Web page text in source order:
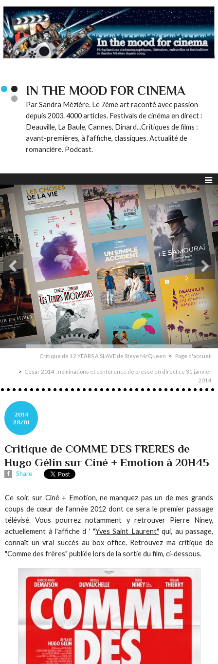
IN THE MOOD FOR CINEMA
Par Sandra Mézière. Le 7ème art raconté avec passion
depuis 2003. 4000 articles. Festivals de cinéma en direct :
Deauville, La Baule, Cannes, Dinard...Critiques de films :
avant-premières, à l'affiche, classiques. Actualité de
romancière. Podcast.
Critique de 12 YEARS A SLAVE de Steve McQueen Page d'accueil
César 2014 : nominations et conférence de presse en direct ce 31 janvier
2014
2014
28/01
Critique de COMME DES FRERES de
Hugo Gélin sur Ciné + Emotion à 20H45
Share
Ce soir, sur Ciné + Emotion, ne manquez pas un de mes grands
coups de cœur de l'année 2012 dont ce sera le premier passage
télévisé. Vous pourrez notamment y retrouver Pierre Niney,
actuellement à l'affiche d ' "Yves Saint Laurent" qui, au passage,
connaît un vrai succès au box office. Retrouvez ma critique de
"Comme des frères" publiée lors de la sortie du film, ci-dessous.